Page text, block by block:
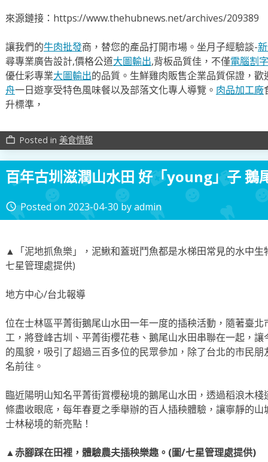
來源鏈接：https://www.thehubnews.net/archives/209389
讓我們的牛肉批發商，替您的產品打開市場。坐月子經驗談-
尋專業廣告設計,價格公道大圖輸出,背板品質佳，不僅電腦割字
優仕彩專業大圖輸出的品質。生鮮雞肉販售企業品質保證，歡
舟一日遊享受特色風味餐以及部落文化專人導覽。 肉品加工廠
升標準，
work_outline Posted in 美食情報
百年古圳滋潤山水田 好「young」子 鵝
access_time Posted on 2023-04-30 byadmin
▲「泥地抓魚樂」，泥鰍和蓋斑鬥魚都是水梯田常見的水中
七星管理處提供)
地方中心/台北報導
位在士林區平菁街鵝尾山水田一年一度的插秧活動，隨著臺
工，將登峰古圳、平菁街櫻花巷、鵝尾山水田串聯在一起，
的風貌，吸引了超過三百多位的民眾參加，除了台北的市民
名前往。
臨近陽明山知名平菁街賞櫻秘境的鵝尾山水田，透過稻浪木
條盡收眼底，每年春夏之季舉辦的百人插秧體驗，讓寧靜的
士林秘境的新亮點！
▲赤腳踩在田裡，體驗農夫插秧樂趣。(圖/七星管理處提供)